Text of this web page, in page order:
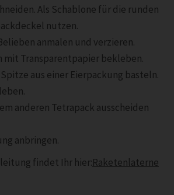
Als Schablone für die runden
nutzen.
anmalen und verzieren.
mit Transparentpapier bekleben.
aus einer Eierpackung basteln.
anderen Tetrapack ausscheiden
anbringen.
findet Ihr hier:Raketenlaterne